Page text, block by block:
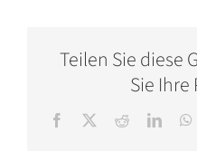
Teilen Sie diese
Sie
Facebook Reddit